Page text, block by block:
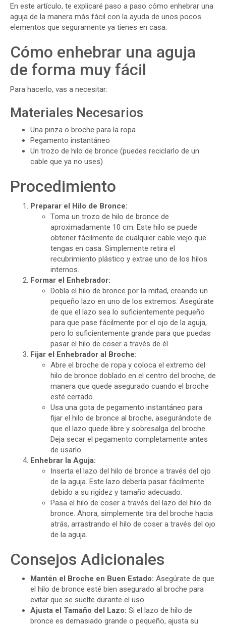
En este artículo, te explicaré paso a paso cómo enhebrar una
aguja de la manera más fácil con la ayuda de unos pocos
elementos que seguramente ya tienes en casa.
Cómo enhebrar una aguja
de forma muy fácil
Para hacerlo, vas a necesitar:
Materiales Necesarios
Una pinza o broche para la ropa
Pegamento instantáneo
Un trozo de hilo de bronce (puedes reciclarlo de un
cable que ya no uses)
Procedimiento
Preparar el Hilo de Bronce:
Toma un trozo de hilo de bronce de
aproximadamente 10 cm. Este hilo se puede
obtener fácilmente de cualquier cable viejo que
tengas en casa. Simplemente retira el
recubrimiento plástico y extrae uno de los hilos
internos.
Formar el Enhebrador:
Dobla el hilo de bronce por la mitad, creando un
pequeño lazo en uno de los extremos. Asegúrate
de que el lazo sea lo suficientemente pequeño
para que pase fácilmente por el ojo de la aguja,
pero lo suficientemente grande para que puedas
pasar el hilo de coser a través de él.
Fijar el Enhebrador al Broche:
Abre el broche de ropa y coloca el extremo del
hilo de bronce doblado en el centro del broche, de
manera que quede asegurado cuando el broche
esté cerrado.
Usa una gota de pegamento instantáneo para
fijar el hilo de bronce al broche, asegurándote de
que el lazo quede libre y sobresalga del broche.
Deja secar el pegamento completamente antes
de usarlo.
Enhebrar la Aguja:
Inserta el lazo del hilo de bronce a través del ojo
de la aguja. Este lazo debería pasar fácilmente
debido a su rigidez y tamaño adecuado.
Pasa el hilo de coser a través del lazo del hilo de
bronce. Ahora, simplemente tira del broche hacia
atrás, arrastrando el hilo de coser a través del ojo
de la aguja.
Consejos Adicionales
Mantén el Broche en Buen Estado: Asegúrate de que
el hilo de bronce esté bien asegurado al broche para
evitar que se suelte durante el uso.
Ajusta el Tamaño del Lazo: Si el lazo de hilo de
bronce es demasiado grande o pequeño, ajusta su